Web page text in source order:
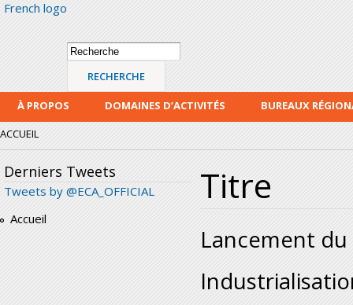
French logo
Formulaire de
recherche
Recherche
À PROPOS DOMAINES D’ACTIVITÉS
BUREAUX
ACCUEIL
Derniers Tweets
Tweets by @ECA_OFFICIAL
Accueil
Titre
Lancement